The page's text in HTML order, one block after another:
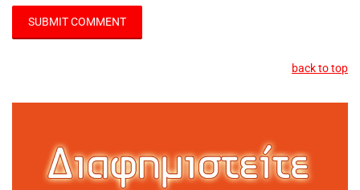
back to top